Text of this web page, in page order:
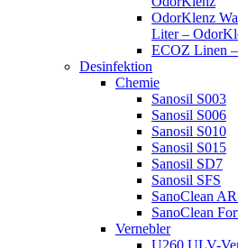
OdorKlenz
Liter –
ECOZ Linen
Desinfektion
Chemie
Sanosil S003
Sanosil S006
Sanosil S010
Sanosil S015
Sanosil SD7
Sanosil SFS
SanoClean
SanoClean
Vernebler
U260 ULV-